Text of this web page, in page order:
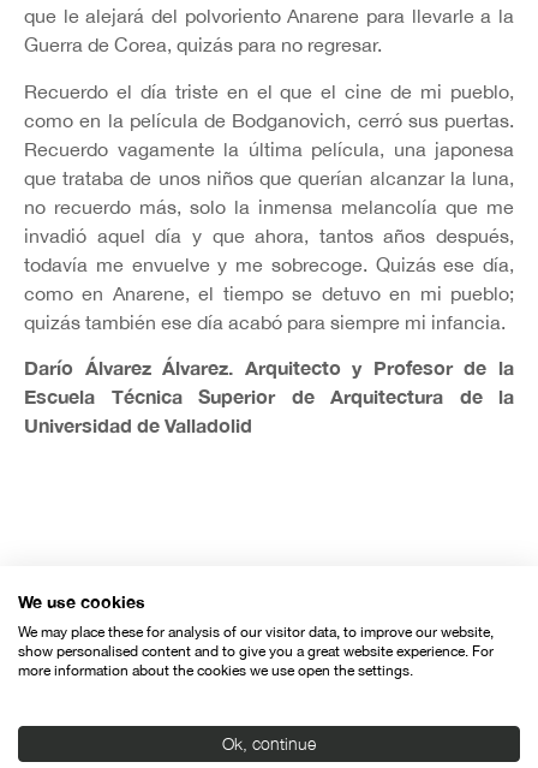
que le alejará del polvoriento Anarene para llevarle a la
Guerra de Corea, quizás para no regresar.
Recuerdo el día triste en el que el cine de mi pueblo,
como en la película de Bodganovich, cerró sus puertas.
Recuerdo vagamente la última película, una japonesa
que trataba de unos niños que querían alcanzar la luna,
no recuerdo más, solo la inmensa melancolía que me
invadió aquel día y que ahora, tantos años después,
todavía me envuelve y me sobrecoge. Quizás ese día,
como en Anarene, el tiempo se detuvo en mi pueblo;
quizás también ese día acabó para siempre mi infancia.
Darío Álvarez Álvarez. Arquitecto y Profesor de la
Escuela Técnica Superior de Arquitectura de la
Universidad de Valladolid
We use cookies
We may place these for analysis of our visitor data, to improve our website,
show personalised content and to give you a great website experience. For
more information about the cookies we use open the settings.
Ok, continue